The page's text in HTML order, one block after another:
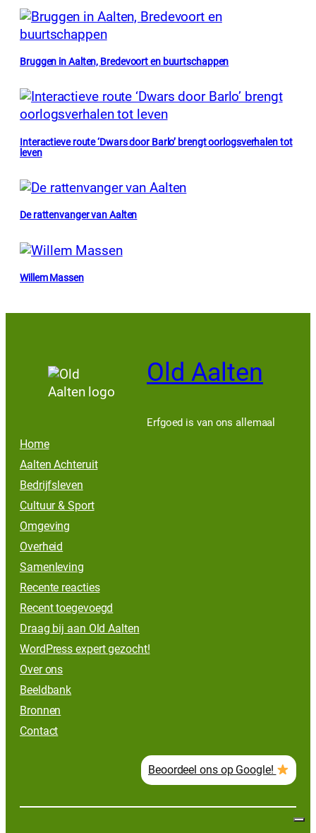
Bruggen in Aalten, Bredevoort en buurtschappen
Interactieve route ‘Dwars door Barlo’ brengt oorlogsverhalen tot
leven
De rattenvanger van Aalten
Willem Massen
Old Aalten
Erfgoed is van ons allemaal
Home
Aalten Achteruit
Bedrijfsleven
Cultuur & Sport
Omgeving
Overheid
Samenleving
Recente reacties
Recent toegevoegd
Draag bij aan Old Aalten
WordPress expert gezocht!
Over ons
Beeldbank
Bronnen
Contact
Beoordeel ons op Google!